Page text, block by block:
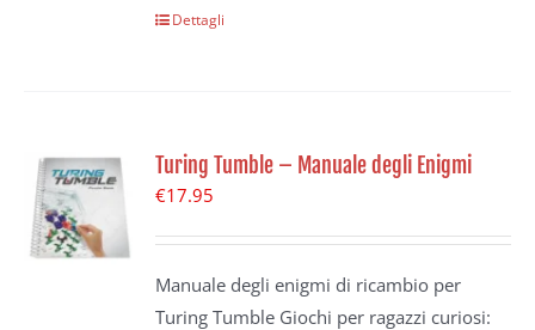
Dettagli
Turing Tumble – Manuale degli Enigmi
€17.95
Manuale degli enigmi di ricambio per
Turing Tumble Giochi per ragazzi curiosi: